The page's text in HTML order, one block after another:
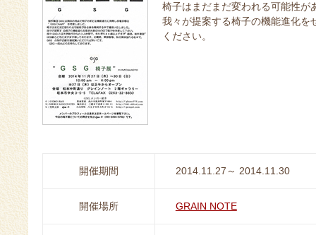
椅子はまだまだ変われる可能性が
我々が提案する椅子の機能進化を
ください。
開催期間 2014.11.27～ 2014.11.30
開催場所 GRAIN NOTE